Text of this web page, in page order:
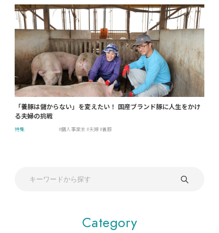
「養豚は儲からない」を変えたい！ 国産ブランド豚に人生をかけ
る夫婦の挑戦
特集 個人事業主 夫婦 養豚
Category